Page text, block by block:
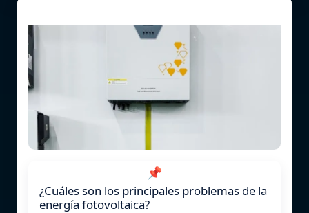
📌
¿Cuáles son los principales problemas de la
energía fotovoltaica?